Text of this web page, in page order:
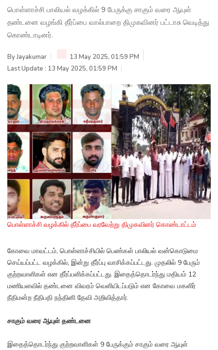
பொள்ளாச்சி பாலியல் வழக்கில் 9 பேருக்கு சாகும் வரை ஆயுள்
தண்டனை வழங்கி தீர்ப்பை வால்பாறை திமுகவினர் பட்டாசு வெடித்து
கொண்டாடினர்.
ByJayakumar
13 May 2025, 01:59 PM
Last Update : 13 May 2025, 01:59 PM
பொள்ளாச்சி வழக்கில் தீர்ப்பை வரவேற்று திமுகவினர் கொண்டாட்டம்
கோவை மாவட்டம், பொள்ளாச்சியில் பெண்கள் பாலியல் வன்கொடுமை
செய்யப்பட்ட வழக்கில், இன்று தீர்ப்பு வாசிக்கப்பட்டது. முதலில் 9 பேரும்
குற்றவாளிகள் என தீர்ப்பளிக்கப்பட்டது. இதைத்தொடர்ந்து மதியம் 12
மணியளவில் தண்டனை விவரம் வெளியிடப்படும் என கோவை மகளிர்
நீதிமன்ற நீதிபதி நந்தினி தேவி அறிவித்தார்.
சாகும் வரை ஆயுள் தண்டனை
இதைத்தொடர்ந்து குற்றவாளிகள் 9 பேருக்கும் சாகும் வரை ஆயுள்